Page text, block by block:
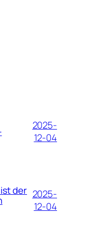
2025-
12-04
der 2025-
12-04